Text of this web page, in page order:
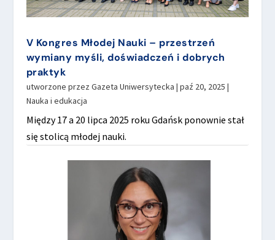
V Kongres Młodej Nauki – przestrzeń
wymiany myśli, doświadczeń i dobrych
praktyk
utworzone przez Gazeta Uniwersytecka | paź 20, 2025 |
Nauka i edukacja
Między 17 a 20 lipca 2025 roku Gdańsk ponownie stał
się stolicą młodej nauki.